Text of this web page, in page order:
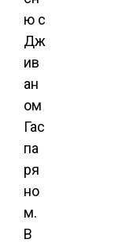
ю с
Дж
ив
ан
ом
Гас
па
ря
но
м.
В